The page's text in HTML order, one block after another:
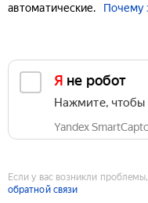
автоматические.
Почему
Я не робот
Нажмите, чтобы
Yandex
Если у вас возникли
обратной связи